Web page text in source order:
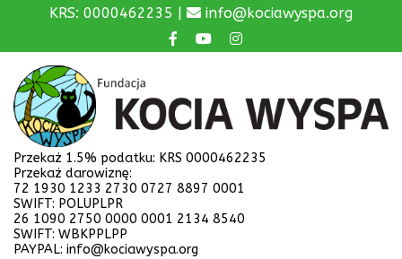
KRS: 0000462235 | info@kociawyspa.org
Przekaż 1.5% podatku: KRS 0000462235
Przekaż darowiznę:
72 1930 1233 2730 0727 8897 0001
SWIFT: POLUPLPR
26 1090 2750 0000 0001 2134 8540
SWIFT: WBKPPLPP
PAYPAL: info@kociawyspa.org